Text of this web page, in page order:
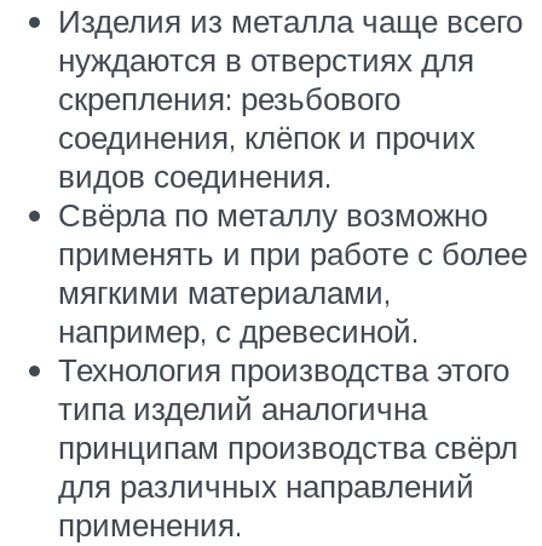
Изделия из металла чаще всего
нуждаются в отверстиях для
скрепления: резьбового
соединения, клёпок и прочих
видов соединения.
Свёрла по металлу возможно
применять и при работе с более
мягкими материалами,
например, с древесиной.
Технология производства этого
типа изделий аналогична
принципам производства свёрл
для различных направлений
применения.